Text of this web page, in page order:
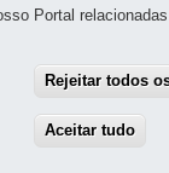
DO PARANÁ
Portal
Rejeitar todos
Aceitar tudo